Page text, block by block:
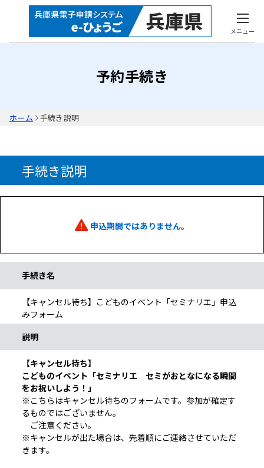
メニュー
予約手続き
ホーム 手続き説明
手続き説明
申込期間ではありません。
手続き名
【キャンセル待ち】こどものイベント「セミナリエ」申込
みフォーム
説明
【キャンセル待ち】
こどものイベント「セミナリエ セミがおとなになる瞬間
をお祝いしよう！」
※こちらはキャンセル待ちのフォームです。参加が確定す
るものではございません。
ご注意ください。
※キャンセルが出た場合は、先着順にご連絡させていただ
きます。